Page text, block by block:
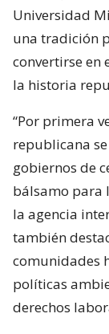
Universidad
una tradición
convertirse en
la historia
“Por primera
republicana
gobiernos de
bálsamo para
la agencia
también
comunidades
políticas
derechos